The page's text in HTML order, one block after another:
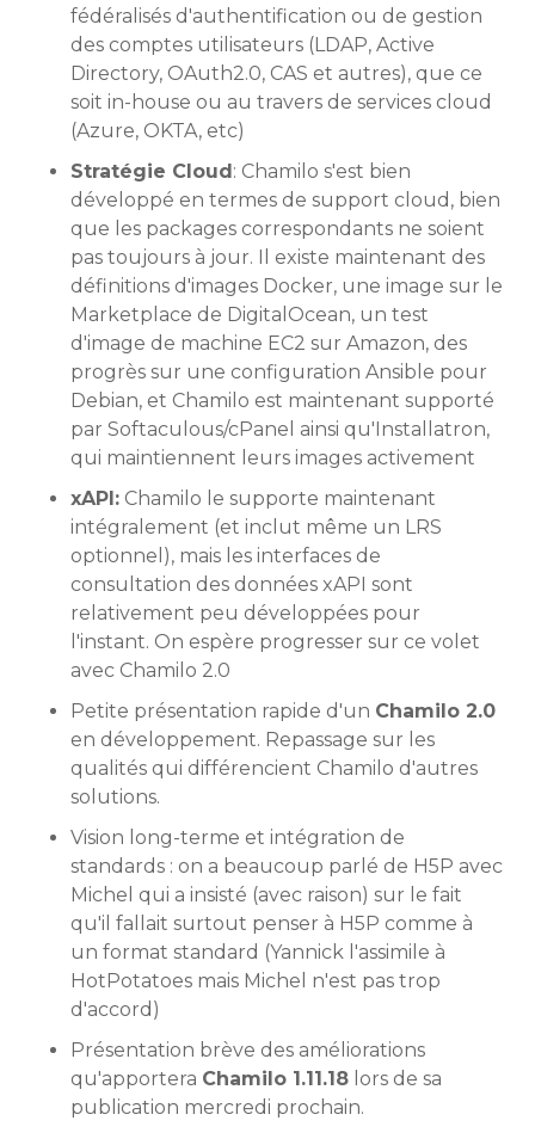
fédéralisés d'authentification ou de gestion
des comptes utilisateurs (LDAP, Active
Directory, OAuth2.0, CAS et autres), que ce
soit in-house ou au travers de services cloud
(Azure, OKTA, etc)
Stratégie Cloud: Chamilo s'est bien
développé en termes de support cloud, bien
que les packages correspondants ne soient
pas toujours à jour. Il existe maintenant des
définitions d'images Docker, une image sur le
Marketplace de DigitalOcean, un test
d'image de machine EC2 sur Amazon, des
progrès sur une configuration Ansible pour
Debian, et Chamilo est maintenant supporté
par Softaculous/cPanel ainsi qu'Installatron,
qui maintiennent leurs images activement
xAPI: Chamilo le supporte maintenant
intégralement (et inclut même un LRS
optionnel), mais les interfaces de
consultation des données xAPI sont
relativement peu développées pour
l'instant. On espère progresser sur ce volet
avec Chamilo 2.0
Petite présentation rapide d'un Chamilo 2.0
en développement. Repassage sur les
qualités qui différencient Chamilo d'autres
solutions.
Vision long-terme et intégration de
standards : on a beaucoup parlé de H5P avec
Michel qui a insisté (avec raison) sur le fait
qu'il fallait surtout penser à H5P comme à
un format standard (Yannick l'assimile à
HotPotatoes mais Michel n'est pas trop
d'accord)
Présentation brève des améliorations
qu'apportera Chamilo 1.11.18 lors de sa
publication mercredi prochain.